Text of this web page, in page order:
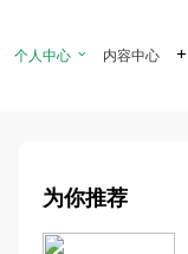
个人中心  内容中心 
为你推荐